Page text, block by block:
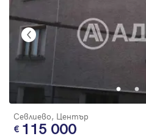
Севлиево, Център
115 000